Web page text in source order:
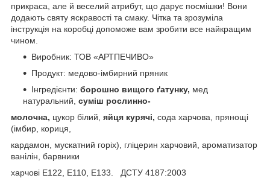
прикраса, але й веселий атрибут, що дарує посмішки! Вони
додають святу яскравості та смаку. Чітка та зрозуміла
інструкція на коробці допоможе вам зробити все найкращим
чином.
Виробник: ТОВ «АРТПЕЧИВО»
Продукт: медово-імбирний пряник
Інгредієнти: борошно вищого ґатунку, мед
натуральний, суміш рослинно-
молочна, цукор білий, яйця курячі, сода харчова, прянощі
(імбир, кориця,
кардамон, мускатний горіх), гліцерин харчовий, ароматизатор
ванілін, барвники
харчові Е122, E110, E133. ДСТУ 4187:2003